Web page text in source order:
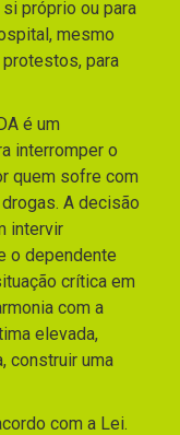
próprio ou para
mesmo
para
é um
interromper o
quem sofre com
A decisão
intervir
o dependente
crítica em
com a
elevada,
construir uma
com a Lei.